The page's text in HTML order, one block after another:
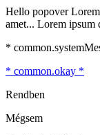
Hello popover
amet... Lorem ipsum
*
* common.okay *
Rendben
Mégsem